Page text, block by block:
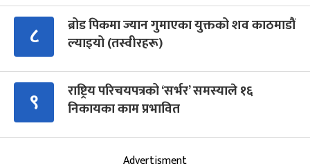
८
ब्रोड पिकमा ज्यान गुमाएका युक्तको शव काठमाडौं
ल्याइयो (तस्वीरहरू)
९
राष्ट्रिय परिचयपत्रको ‘सर्भर’ समस्याले १६
निकायका काम प्रभावित
Advertisment